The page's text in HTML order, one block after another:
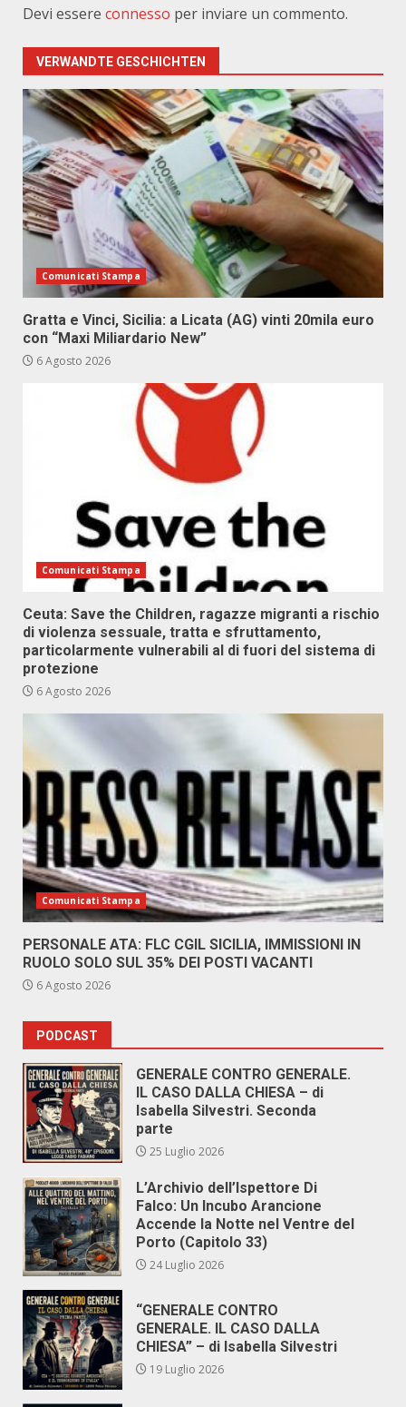
Devi essere connesso per inviare un commento.
VERWANDTE GESCHICHTEN
Comunicati Stampa
Gratta e Vinci, Sicilia: a Licata (AG) vinti 20mila euro
con “Maxi Miliardario New”
6 Agosto 2026
Comunicati Stampa
Ceuta: Save the Children, ragazze migranti a rischio
di violenza sessuale, tratta e sfruttamento,
particolarmente vulnerabili al di fuori del sistema di
protezione
6 Agosto 2026
Comunicati Stampa
PERSONALE ATA: FLC CGIL SICILIA, IMMISSIONI IN
RUOLO SOLO SUL 35% DEI POSTI VACANTI
6 Agosto 2026
PODCAST
GENERALE CONTRO GENERALE.
IL CASO DALLA CHIESA – di
Isabella Silvestri. Seconda
parte
25 Luglio 2026
L’Archivio dell’Ispettore Di
Falco: Un Incubo Arancione
Accende la Notte nel Ventre del
Porto (Capitolo 33)
24 Luglio 2026
“GENERALE CONTRO
GENERALE. IL CASO DALLA
CHIESA” – di Isabella Silvestri
19 Luglio 2026